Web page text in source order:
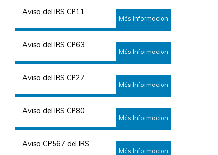
Aviso del IRS CP11
Más Información
Aviso del IRS CP63
Más Información
Aviso del IRS CP27
Más Información
Aviso del IRS CP80
Más Información
Aviso CP567 del IRS
Más Información